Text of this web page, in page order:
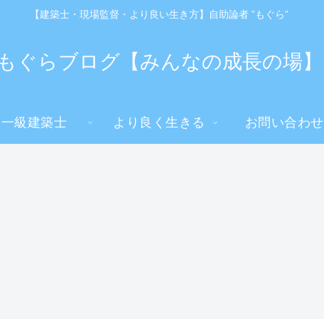
【建築士・現場監督・より良い生き方】自助論者 ”もぐら”
もぐらブログ【みんなの成長の場】
一級建築士 より良く生きる お問い合わせ